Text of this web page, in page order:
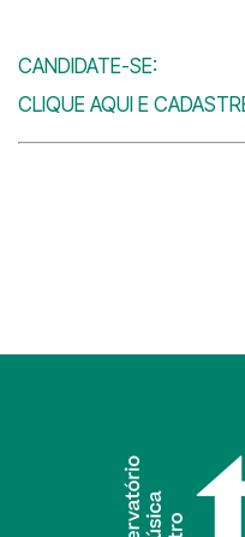
CANDIDATE-SE:
CLIQUE AQUI E